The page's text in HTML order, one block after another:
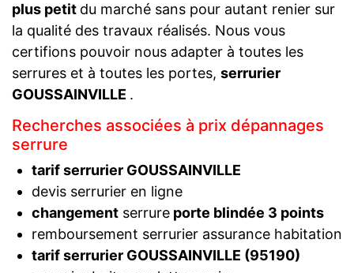
plus petit du marché sans pour autant renier sur
la qualité des travaux réalisés. Nous vous
certifions pouvoir nous adapter à toutes les
serrures et à toutes les portes, serrurier
GOUSSAINVILLE .
Recherches associées à prix dépannages
serrure
tarif serrurier GOUSSAINVILLE
devis serrurier en ligne
changementserrureporte blindée 3 points
remboursement serrurier assurance habitation
tarif serrurier GOUSSAINVILLE (95190)